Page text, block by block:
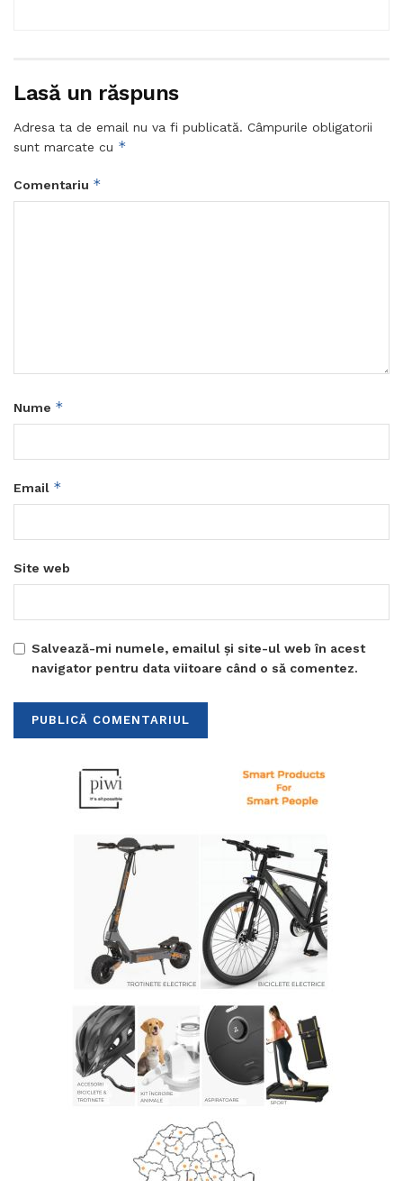
Lasă un răspuns
Adresa ta de email nu va fi publicată. Câmpurile obligatorii
sunt marcate cu *
Comentariu *
Nume *
Email *
Site web
Salvează-mi numele, emailul și site-ul web în acest
navigator pentru data viitoare când o să comentez.